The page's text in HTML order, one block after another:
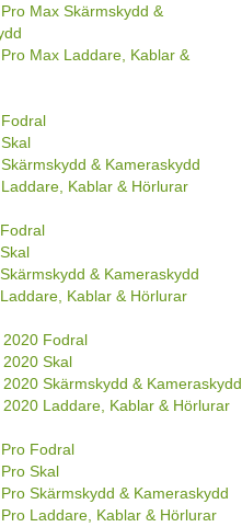
Max Skärmskydd &
Max Laddare, Kablar &
& Kameraskydd
Kablar & Hörlurar
& Kameraskydd
Kablar & Hörlurar
2020 Fodral
2020 Skal
2020 Skärmskydd & Kameraskydd
2020 Laddare, Kablar & Hörlurar
Fodral
Skal
Skärmskydd & Kameraskydd
Laddare, Kablar & Hörlurar